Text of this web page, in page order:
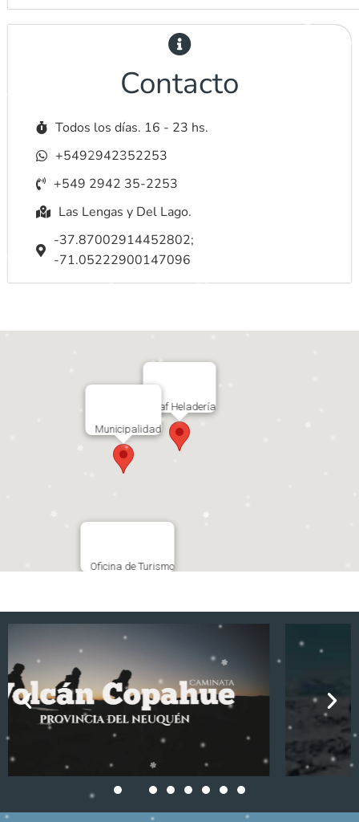
Contacto
Todos los días. 16 - 23 hs.
+5492942352253
+549 2942 35-2253
Las Lengas y Del Lago.
-37.87002914452802;
-71.05222900147096
Kaf Heladería
Oficina de Turismo
Municipalidad